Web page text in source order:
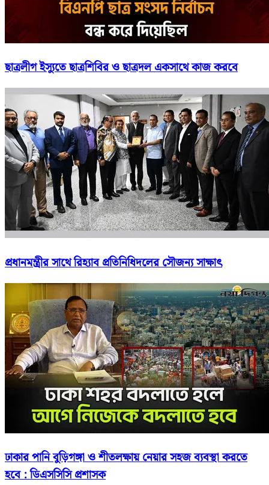
ছাত্রলীগ ইস্যুতে ছাত্রশিবির ও ছাত্রদল একসাথে কাজ করবে
প্রধানমন্ত্রীর সাথে রিহ্যাব প্রতিনিধিদলের সৌজন্য সাক্ষাৎ
ঢাকার পানি বুড়িগঙ্গা ও শীতলক্ষায় নেয়ার সহজ ব্যবস্থা করতে
হবে : ডিএসসিসি প্রশাসক